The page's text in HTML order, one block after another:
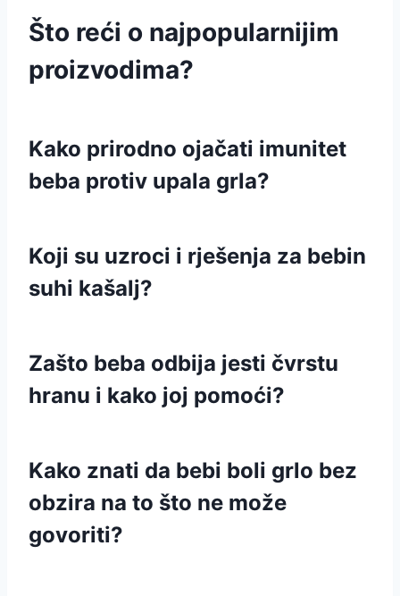
Što reći o najpopularnijim
proizvodima?
Kako prirodno ojačati imunitet
beba protiv upala grla?
Koji su uzroci i rješenja za bebin
suhi kašalj?
Zašto beba odbija jesti čvrstu
hranu i kako joj pomoći?
Kako znati da bebi boli grlo bez
obzira na to što ne može
govoriti?